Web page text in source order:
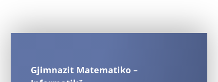
Gjimnazit Matematiko –